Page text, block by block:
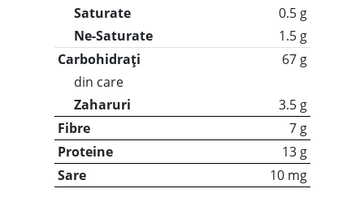
Saturate
0.5 g
Ne-Saturate
1.5 g
Carbohidrați
67 g
din care
Zaharuri
3.5 g
Fibre
7 g
Proteine
13 g
Sare
10 mg